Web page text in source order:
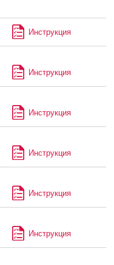
Инструкция
Инструкция
Инструкция
Инструкция
Инструкция
Инструкция